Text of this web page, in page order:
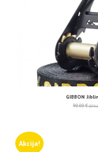
GIBBON
90.00€
Akcija!